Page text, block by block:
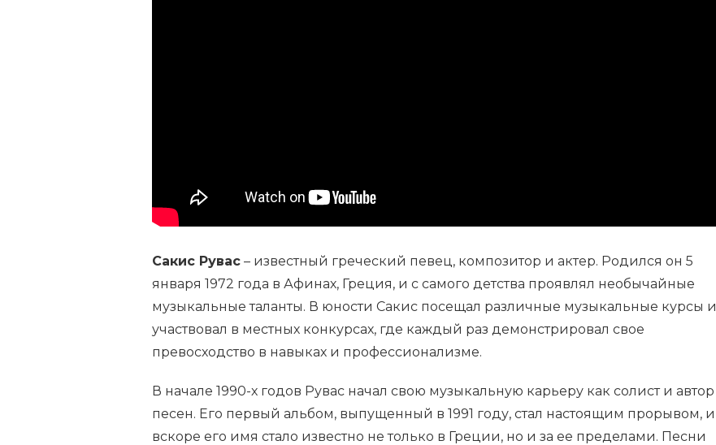
Сакис Рувас – известный греческий певец, композитор и актер. Родился он 5
января 1972 года в Афинах, Греция, и с самого детства проявлял необычайные
музыкальные таланты. В юности Сакис посещал различные музыкальные курсы и
участвовал в местных конкурсах, где каждый раз демонстрировал свое
превосходство в навыках и профессионализме.
В начале 1990-х годов Рувас начал свою музыкальную карьеру как солист и автор
песен. Его первый альбом, выпущенный в 1991 году, стал настоящим прорывом, и
вскоре его имя стало известно не только в Греции, но и за ее пределами. Песни